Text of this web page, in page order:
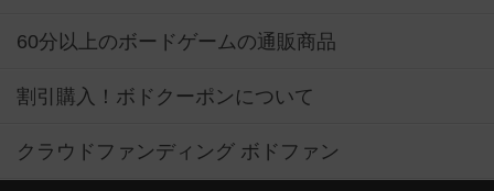
60分以上のボードゲームの通販商品
割引購入！ボドクーポンについて
クラウドファンディング ボドファン